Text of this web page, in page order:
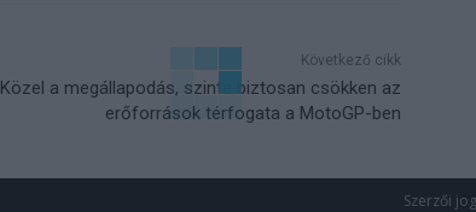
Következő cikk
Közel a megállapodás, szinte biztosan csökken az
erőforrások térfogata a MotoGP-ben
Szerzői